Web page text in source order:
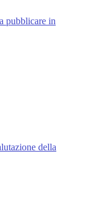
pubblicare in
della